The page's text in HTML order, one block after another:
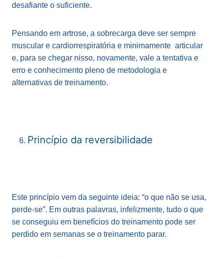
desafiante o suficiente.
Pensando em artrose, a sobrecarga deve ser sempre
muscular e cardiorrespiratória e minimamente articular
e, para se chegar nisso, novamente, vale a tentativa e
erro e conhecimento pleno de metodologia e
alternativas de treinamento.
Princípio da reversibilidade
Este princípio vem da seguinte ideia: “o que não se usa,
perde-se”. Em outras palavras, infelizmente, tudo o que
se conseguiu em benefícios do treinamento pode ser
perdido em semanas se o treinamento parar.